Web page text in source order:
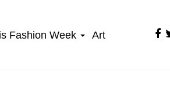
Fashion Week Art